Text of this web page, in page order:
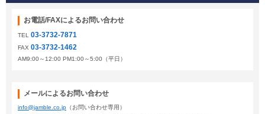
お電話/FAXによるお問い合わせ
TEL 03-3732-7871
FAX 03-3732-1462
AM9:00～12:00 PM1:00～5:00（平日）
メールによるお問い合わせ
info@jamble.co.jp （お問い合わせ専用）